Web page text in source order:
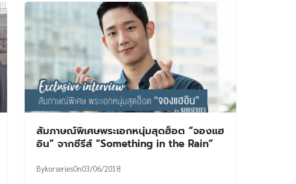
สัมภาษณ์พิเศษพระเอกหนุ่มสุดฮ็อต “จองแฮ
อิน” จากซีรีส์ “Something in the Rain”
BykorseriesOn03/06/2018